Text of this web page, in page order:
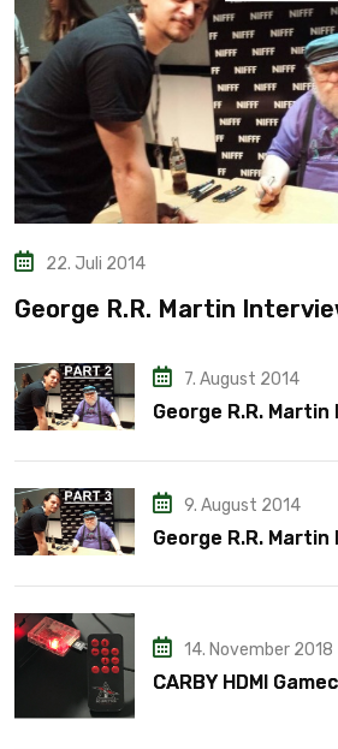
22. Juli 2014
George R.R. Martin
7. August 2014
George R.R.
9. August 2014
George R.R.
14. November 2018
CARBY HDMI